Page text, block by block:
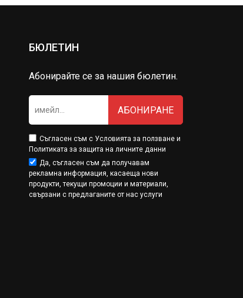
БЮЛЕТИН
Абонирайте се за нашия бюлетин.
АБОНИРАНЕ
Съгласен съм с Условията за ползванеи
Политиката за защита на личните данни
Да, съгласен съм да получавам
рекламна информация, касаеща нови
продукти, текущи промоции и материали,
свързани с предлаганите от нас услуги